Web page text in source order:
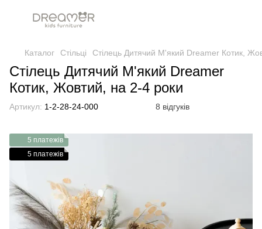
Каталог Стільці Стілець Дитячий М'який Dreamer Котик,
Стілець Дитячий М'який Dreamer
Котик, Жовтий, на 2-4 роки
Артикул: 1-2-28-24-000 8 відгуків
5 платежів
5 платежів